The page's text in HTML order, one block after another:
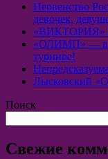
Первенство
девочек,
«ОЛИМП» — в
турнире!
Лысковский
Поиск
Свежие